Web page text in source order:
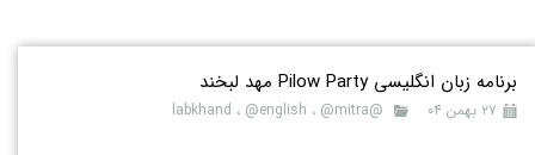
برنامه زبان انگلیسی Pilow Party مهد لبخند
۲۷ بهمن ۰۴ @labkhand ، @english ، @mitra